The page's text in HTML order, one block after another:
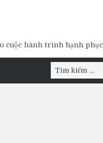
cuộc hành trình hạnh
Tìm
kiếm: